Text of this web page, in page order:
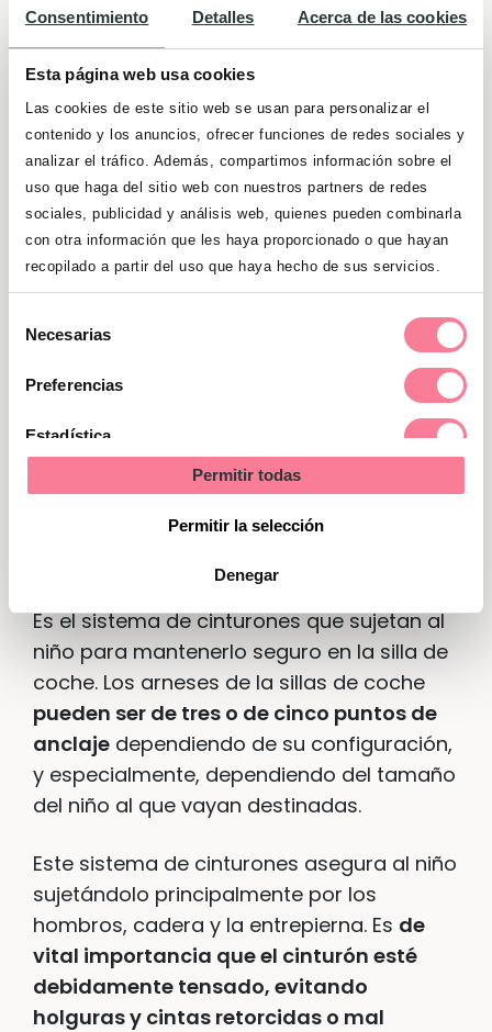
Consentimiento Detalles Acerca de las cookies
Esta página web usa cookies
Las cookies de este sitio web se usan para personalizar el
contenido y los anuncios, ofrecer funciones de redes sociales y
analizar el tráfico. Además, compartimos información sobre el
uso que haga del sitio web con nuestros partners de redes
sociales, publicidad y análisis web, quienes pueden combinarla
con otra información que les haya proporcionado o que hayan
recopilado a partir del uso que haya hecho de sus servicios.
Necesarias
Preferencias
Estadística
Permitir todas
Permitir la selección
Denegar
Top Tether
El Top Tether consta de una correa que
está sujeta en la parte superior-trasera de
la silla de coche y se sujeta a un punto de
anclaje en el asiento trasero del vehículo.
Tiene la
misma función que la “pata de
apoyo”
compleja de instalar, debido a que los
puntos de sujeción en el vehículo no son
tan evidentes como el suelo donde apoya
la pata.
Arnés de seguridad
Es el sistema de cinturones que sujetan al
niño para mantenerlo seguro en la silla de
coche. Los arneses de la sillas de coche
pueden ser de tres o de cinco puntos de
anclaje dependiendo de su configuración,
y especialmente, dependiendo del tamaño
del niño al que vayan destinadas.
Este sistema de cinturones asegura al niño
sujetándolo principalmente por los
hombros, cadera y la entrepierna. Es de
vital importancia que el cinturón esté
debidamente tensado, evitando
holguras y cintas retorcidas o mal